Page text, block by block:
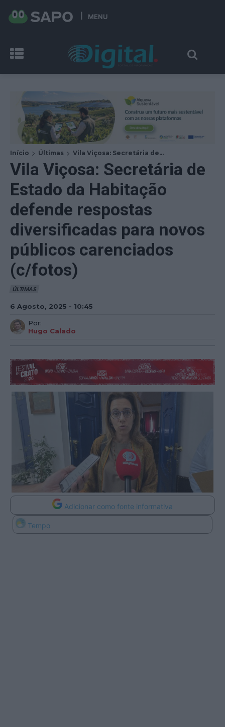
MENU
Início Últimas Vila Viçosa: Secretária de...
Vila Viçosa: Secretária de
Estado da Habitação
defende respostas
diversificadas para novos
públicos carenciados
(c/fotos)
ÚLTIMAS
6 Agosto, 2025 - 10:45
Por:
Hugo Calado
Adicionar como fonte informativa
Tempo